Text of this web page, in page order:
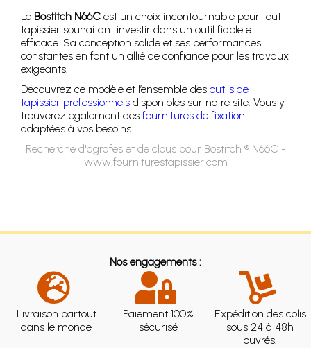
Le Bostitch N66C est un choix incontournable pour tout
tapissier souhaitant investir dans un outil fiable et
efficace. Sa conception solide et ses performances
constantes en font un allié de confiance pour les travaux
exigeants.
Découvrez ce modèle et l’ensemble des outils de
tapissier professionnels disponibles sur notre site. Vous y
trouverez également des fournitures de fixation
adaptées à vos besoins.
Recherche d'agrafes et de clous pour Bostitch ® N66C -
www.fourniturestapissier.com
Nos engagements :
Livraison partout
dans le monde
Paiement 100%
sécurisé
Expédition des colis
sous 24 à 48h
ouvrés.